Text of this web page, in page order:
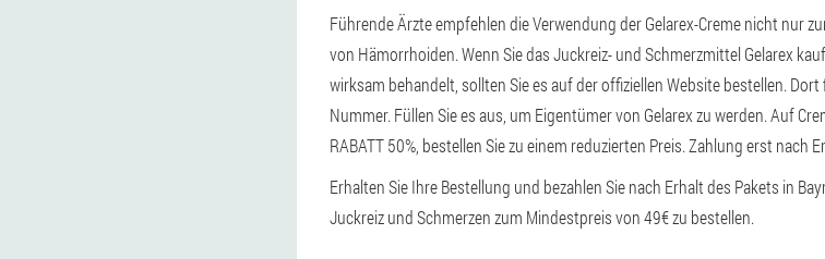
Führende Ärzte empfehlen die Verwendung der Gelarex-Creme nicht nur
von Hämorrhoiden. Wenn Sie das Juckreiz- und Schmerzmittel Gelarex
wirksam behandelt, sollten Sie es auf der offiziellen Website bestellen.
Nummer. Füllen Sie es aus, um Eigentümer von Gelarex zu werden. Auf
RABATT 50%, bestellen Sie zu einem reduzierten Preis. Zahlung erst nach
Erhalten Sie Ihre Bestellung und bezahlen Sie nach Erhalt des Pakets in
Juckreiz und Schmerzen zum Mindestpreis von 49€ zu bestellen.